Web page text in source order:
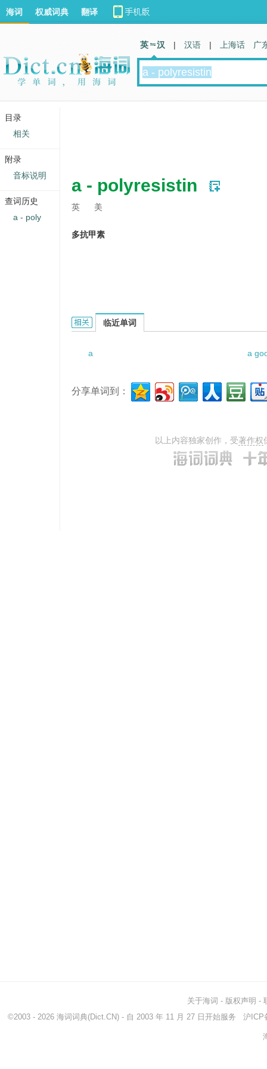
a - polyresistin
英 美
多抗甲素
a - polyresistin的相关资料：
临近单词
a a
分享单词到：
以上内容独家创作，受著作权
海词 权威词典 翻译
英 汉 | 汉语 | 上海话 广
关于海词 - 版权声明 -
©2003 - 2026 海词词典(Dict.CN) - 自 2003 年 11 月 27 日开始服务 沪ICP
目录
相关
附录
音标说明
查词历史
a - poly